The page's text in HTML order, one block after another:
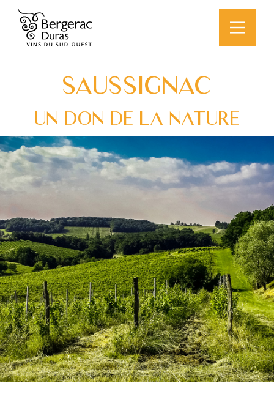
SAUSSIGNAC
UN DON DE LA NATURE